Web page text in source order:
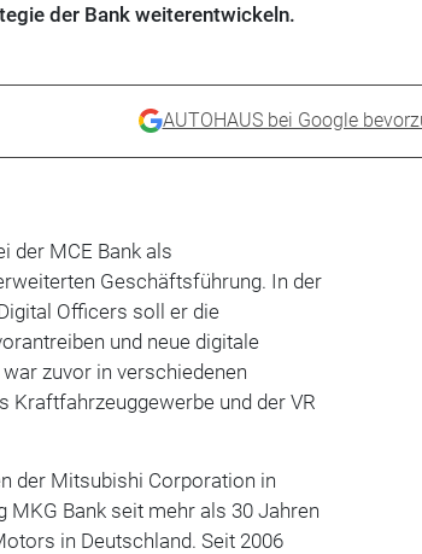
der Bank weiterentwickeln.
AUTOHAUS bei Google
der MCE Bank als
Geschäftsführung. In der
Officers soll er die
und neue digitale
zuvor in verschiedenen
Kraftfahrzeuggewerbe und der VR
der Mitsubishi Corporation in
Bank seit mehr als 30 Jahren
in Deutschland. Seit 2006